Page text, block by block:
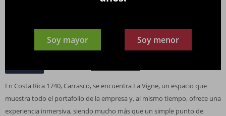
Soy mayor Soy menor
Un espacio inmersivo de vinos y gourmet en
Carrasco (Moldes Ruibal abrió La Vigne)
En Costa Rica 1740, Carrasco, se encuentra La Vigne, un espacio que
muestra todo el portafolio de la empresa y, al mismo tiempo, ofrece una
experiencia inmersiva, siendo mucho más que un simple punto de